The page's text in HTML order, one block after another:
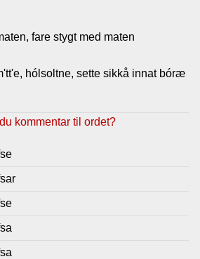
fare stygt med maten
hólsoltne, sette sikkå innat bóræ
kommentar til ordet?